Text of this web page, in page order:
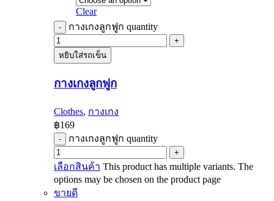
Clear
กางเกงลูกฟูก quantity
หยิบใส่รถเข็น
กางเกงลูกฟูก
Clothes, กางเกง
฿169
กางเกงลูกฟูก quantity
เลือกสินค้า This product has multiple variants. The
options may be chosen on the product page
ขายดี